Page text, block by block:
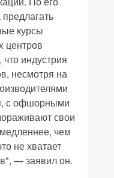
курсы
центров
индустрия
несмотря на
с офшорными
свои
чем
не хватает
— заявил он.